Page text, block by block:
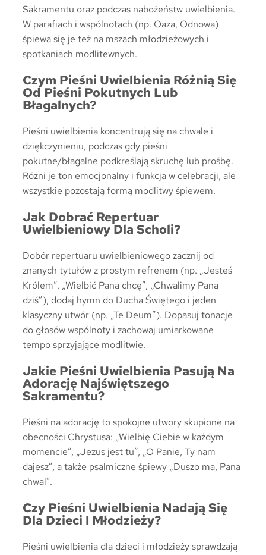
Sakramentu oraz podczas nabożeństw uwielbienia.
W parafiach i wspólnotach (np. Oaza, Odnowa)
śpiewa się je też na mszach młodzieżowych i
spotkaniach modlitewnych.
Czym Pieśni Uwielbienia Różnią Się
Od Pieśni Pokutnych Lub
Błagalnych?
Pieśni uwielbienia koncentrują się na chwale i
dziękczynieniu, podczas gdy pieśni
pokutne/błagalne podkreślają skruchę lub prośbę.
Różni je ton emocjonalny i funkcja w celebracji, ale
wszystkie pozostają formą modlitwy śpiewem.
Jak Dobrać Repertuar
Uwielbieniowy Dla Scholi?
Dobór repertuaru uwielbieniowego zacznij od
znanych tytułów z prostym refrenem (np. „Jesteś
Królem”, „Wielbić Pana chcę”, „Chwalimy Pana
dziś”), dodaj hymn do Ducha Świętego i jeden
klasyczny utwór (np. „Te Deum”). Dopasuj tonacje
do głosów wspólnoty i zachowaj umiarkowane
tempo sprzyjające modlitwie.
Jakie Pieśni Uwielbienia Pasują Na
Adorację Najświętszego
Sakramentu?
Pieśni na adorację to spokojne utwory skupione na
obecności Chrystusa: „Wielbię Ciebie w każdym
momencie”, „Jezus jest tu”, „O Panie, Ty nam
dajesz”, a także psalmiczne śpiewy „Duszo ma, Pana
chwal”.
Czy Pieśni Uwielbienia Nadają Się
Dla Dzieci I Młodzieży?
Pieśni uwielbienia dla dzieci i młodzieży sprawdzają